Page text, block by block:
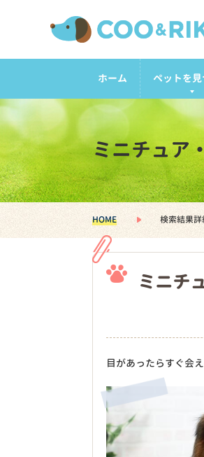
ホーム ペットを
ミニチュア
HOME 検索結果詳
ミニチ
目があったらすぐ会